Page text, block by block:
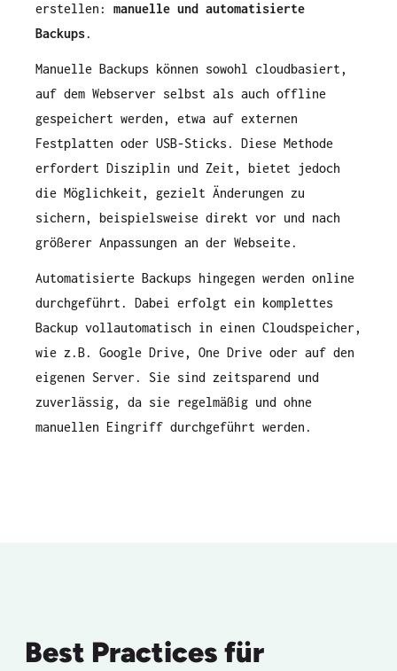
erstellen: manuelle und automatisierte
Backups.
Manuelle Backups können sowohl cloudbasiert,
auf dem Webserver selbst als auch offline
gespeichert werden, etwa auf externen
Festplatten oder USB-Sticks. Diese Methode
erfordert Disziplin und Zeit, bietet jedoch
die Möglichkeit, gezielt Änderungen zu
sichern, beispielsweise direkt vor und nach
größerer Anpassungen an der Webseite.
Automatisierte Backups hingegen werden online
durchgeführt. Dabei erfolgt ein komplettes
Backup vollautomatisch in einen Cloudspeicher,
wie z.B. Google Drive, One Drive oder auf den
eigenen Server. Sie sind zeitsparend und
zuverlässig, da sie regelmäßig und ohne
manuellen Eingriff durchgeführt werden.
Best Practices für